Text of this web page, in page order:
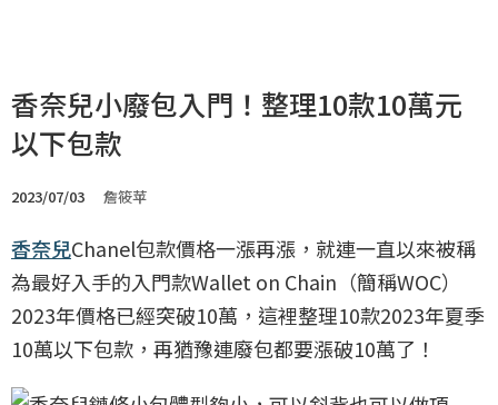
香奈兒小廢包入門！整理10款10萬元
以下包款
2023/07/03 詹筱苹
香奈兒Chanel包款價格一漲再漲，就連一直以來被稱
為最好入手的入門款Wallet on Chain（簡稱WOC）
2023年價格已經突破10萬，這裡整理10款2023年夏季
10萬以下包款，再猶豫連廢包都要漲破10萬了！